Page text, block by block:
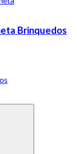
Brinquedos